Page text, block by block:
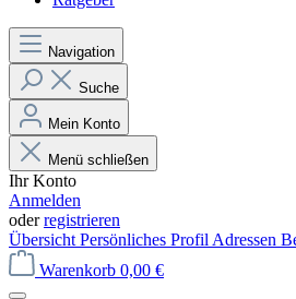
Navigation
Suche
Mein Konto
Menü schließen
Ihr Konto
Anmelden
oderregistrieren
Übersicht Persönliches Profil Adressen
Warenkorb 0,00 €